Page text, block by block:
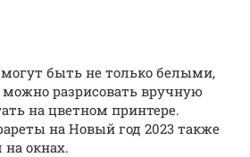
быть не только белыми,
разрисовать вручную
на цветном принтере.
на Новый год 2023 также
окнах.